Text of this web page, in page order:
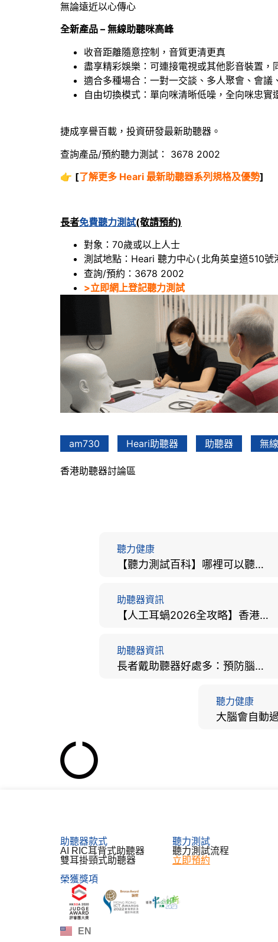
無論遠近以心傳心
全新產品 – 無線助聽咪高峰
收音距離隨意控制，音質更清更真
盡享精彩娛樂：可連接電視或其他影音裝置，
適合多種場合：一對一交談、多人聚會、會議
自由切換模式：單向咪清晰低噪，全向咪忠實
捷成享譽百載，投資研發最新助聽器。
查詢產品/預約聽力測試： 3678 2002
👉 [了解更多 Heari 最新助聽器系列規格及優勢]
長者免費聽力測試(敬請預約)
對象：70歲或以上人士
測試地點：Heari 聽力中心( 北角英皇道510
查詢/預約：3678 2002
>立即網上登記聽力測試
am730 Heari助聽器 助聽器 無
香港助聽器討論區
聽力健康
【聽力測試百科】哪裡可以聽力檢查？費用、標準、流程、在家聽力檢測與iPhone測試全攻略
助聽器資訊
【人工耳蝸2026全攻略】香港手術費用、原理與副作用評估！
助聽器資訊
長者戴助聽器好處多：預防腦退化、9大誤區破解及家屬陪伴全手冊
聽力健康
助聽器款式
AI RIC耳背式助聽器
雙耳掛頸式助聽器
聽力測試​
聽力測試流程
立即預約
榮獲獎項
EN
한국어
Español
Français
Deutsch
日本語